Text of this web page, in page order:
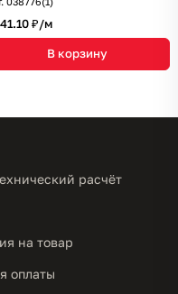
₽/м
В корзину
расчёт
на товар
оплаты